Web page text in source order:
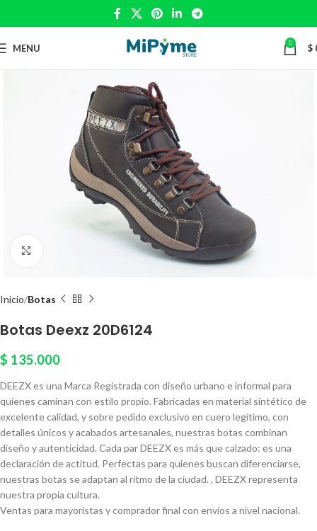
MENU 0 $
Inicio Botas
Botas Deexz 20D6124
$ 135.000
DEEZX es una Marca Registrada con diseño urbano e informal para
quienes caminan con estilo propio. Fabricadas en material sintético de
excelente calidad, y sobre pedido exclusivo en cuero legítimo, con
detalles únicos y acabados artesanales, nuestras botas combinan
diseño y autenticidad. Cada par DEEZX es más que calzado: es una
declaración de actitud. Perfectas para quienes buscan diferenciarse,
nuestras botas se adaptan al ritmo de la ciudad. , DEEZX representa
nuestra propia cultura.
Ventas para mayoristas y comprador final con envíos a nivel nacional.